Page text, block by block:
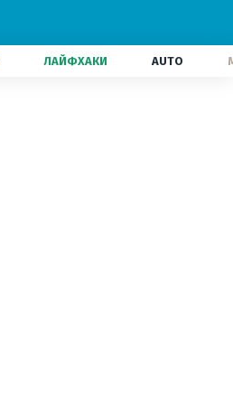
ЛАЙФХАКИ AUTO